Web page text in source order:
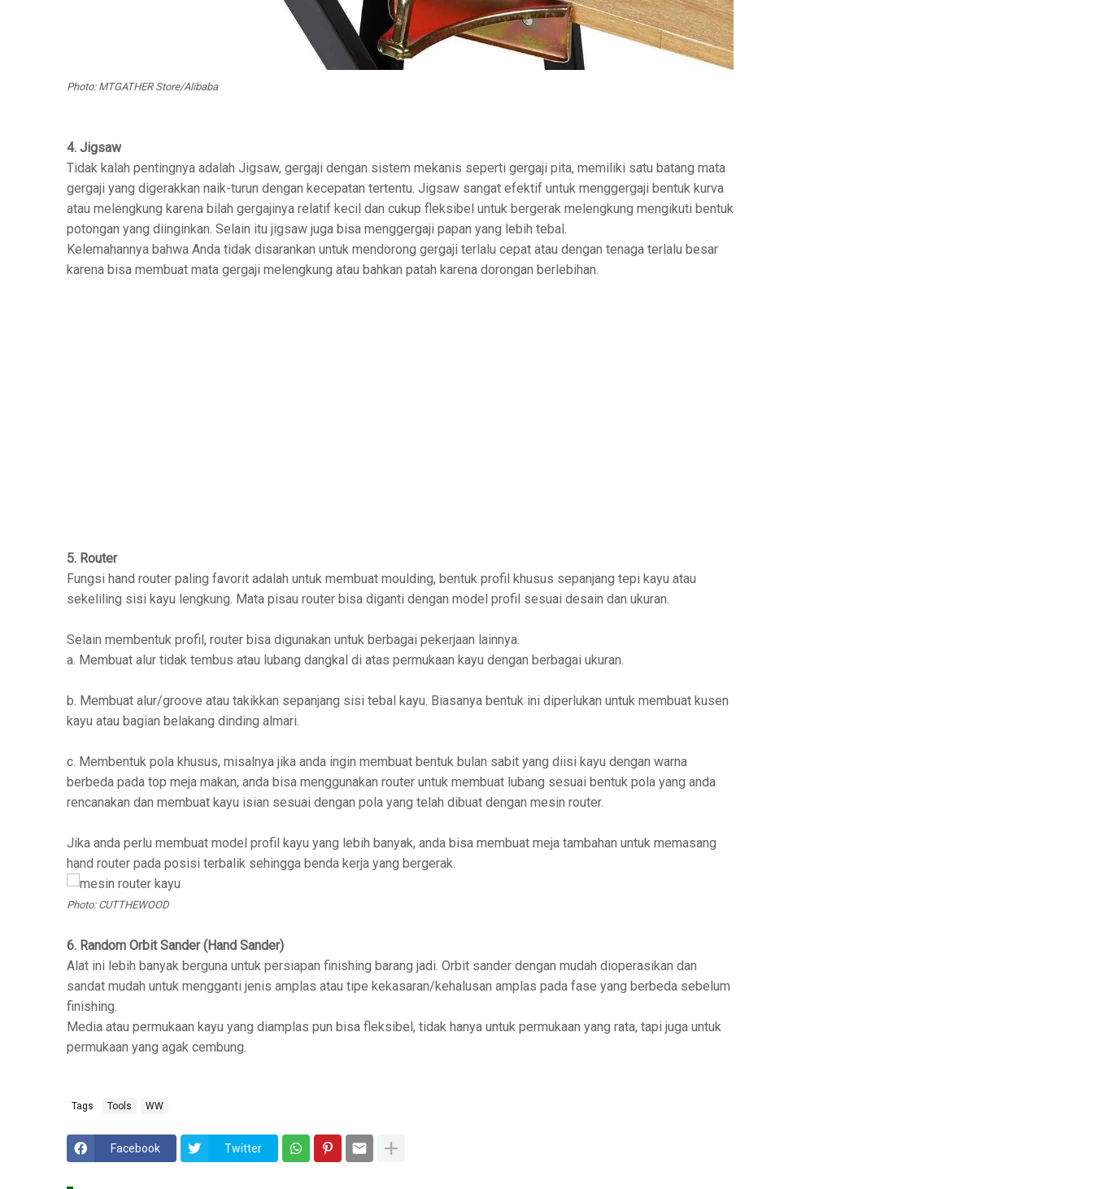
Photo: MTGATHER Store/Alibaba
4. Jigsaw
Tidak kalah pentingnya adalah Jigsaw, gergaji dengan sistem mekanis seperti gergaji pita, memiliki satu batang mata
gergaji yang digerakkan naik-turun dengan kecepatan tertentu. Jigsaw sangat efektif untuk menggergaji bentuk kurva
atau melengkung karena bilah gergajinya relatif kecil dan cukup fleksibel untuk bergerak melengkung mengikuti bentuk
potongan yang diinginkan. Selain itu jigsaw juga bisa menggergaji papan yang lebih tebal.
Kelemahannya bahwa Anda tidak disarankan untuk mendorong gergaji terlalu cepat atau dengan tenaga terlalu besar
karena bisa membuat mata gergaji melengkung atau bahkan patah karena dorongan berlebihan.
5. Router
Fungsi hand router paling favorit adalah untuk membuat moulding, bentuk profil khusus sepanjang tepi kayu atau
sekeliling sisi kayu lengkung. Mata pisau router bisa diganti dengan model profil sesuai desain dan ukuran.
Selain membentuk profil, router bisa digunakan untuk berbagai pekerjaan lainnya.
a. Membuat alur tidak tembus atau lubang dangkal di atas permukaan kayu dengan berbagai ukuran.
b. Membuat alur/groove atau takikkan sepanjang sisi tebal kayu. Biasanya bentuk ini diperlukan untuk membuat kusen
kayu atau bagian belakang dinding almari.
c. Membentuk pola khusus, misalnya jika anda ingin membuat bentuk bulan sabit yang diisi kayu dengan warna
berbeda pada top meja makan, anda bisa menggunakan router untuk membuat lubang sesuai bentuk pola yang anda
rencanakan dan membuat kayu isian sesuai dengan pola yang telah dibuat dengan mesin router.
Jika anda perlu membuat model profil kayu yang lebih banyak, anda bisa membuat meja tambahan untuk memasang
hand router pada posisi terbalik sehingga benda kerja yang bergerak.
Photo: CUTTHEWOOD
6. Random Orbit Sander (Hand Sander)
Alat ini lebih banyak berguna untuk persiapan finishing barang jadi. Orbit sander dengan mudah dioperasikan dan
sandat mudah untuk mengganti jenis amplas atau tipe kekasaran/kehalusan amplas pada fase yang berbeda sebelum
finishing.
Media atau permukaan kayu yang diamplas pun bisa fleksibel, tidak hanya untuk permukaan yang rata, tapi juga untuk
permukaan yang agak cembung.
Tags Tools WW
Facebook Twitter